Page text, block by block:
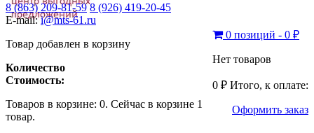
8 (863) 209-81-59 8 (926) 419-20-45
E-mail:i@mts-61.ru
0 позиций - 0 ₽
Нет товаров
0 ₽ Итого, к оплате:
Оформить заказ
Товар добавлен в корзину
Количество
Стоимость:
Товаров в корзине: 0. Сейчас в корзине 1
товар.